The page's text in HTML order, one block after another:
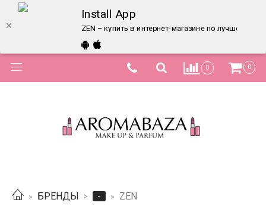
Install App
ZEN – купить в интернет-магазине по лучшей цене
0 0
БРЕНДЫ - ZEN